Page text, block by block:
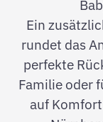
Ein
rundet das
perfekte
Familie oder
auf